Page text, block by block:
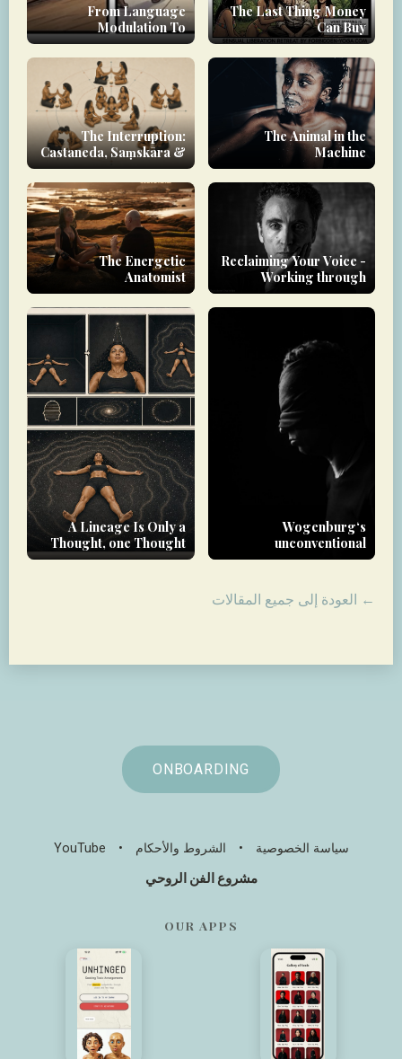
The Last Thing Money
Can Buy
From Language
Modulation To
Rolegame Scripts
The Animal in the
Machine
The Interruption:
Castaneda, Saṃskāra &
the Yoginī as Rupture-
Agent
Reclaiming Your Voice -
Working through
Trauma
The Energetic
Anatomist
Wogenburg‘s
unconventional
approach to therapy
A Lineage Is Only a
Thought, one Thought
← العودة إلى جميع المقالات
ONBOARDING
سياسة الخصوصية • الشروط والأحكام •
YouTube
مشروع الفن الروحي
OUR APPS